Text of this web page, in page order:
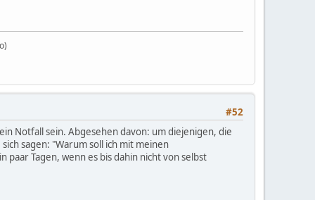
#52
Notfall sein. Abgesehen davon: um diejenigen, die
sagen: "Warum soll ich mit meinen
Tagen, wenn es bis dahin nicht von selbst